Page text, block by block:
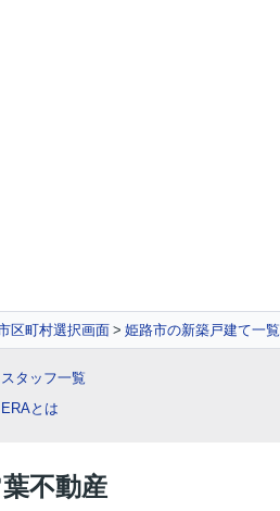
区町村選択画面 姫路市の新築戸建て一覧
スタッフ一覧
ERAとは
不動産